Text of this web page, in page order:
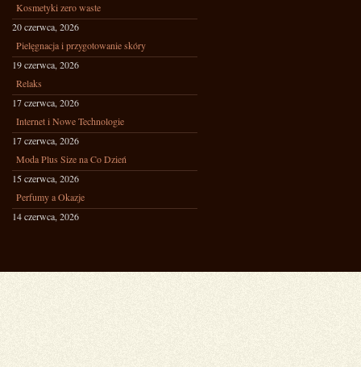
Kosmetyki zero waste
20 czerwca, 2026
Pielęgnacja i przygotowanie skóry
19 czerwca, 2026
Relaks
17 czerwca, 2026
Internet i Nowe Technologie
17 czerwca, 2026
Moda Plus Size na Co Dzień
15 czerwca, 2026
Perfumy a Okazje
14 czerwca, 2026